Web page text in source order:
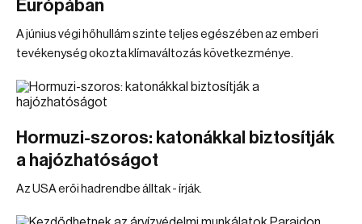
Európában
A június végi hőhullám szinte teljes egészében az emberi
tevékenység okozta klímaváltozás következménye.
Hormuzi-szoros: katonákkal biztosítják
a hajózhatóságot
Az USA erői hadrendbe álltak - írják.